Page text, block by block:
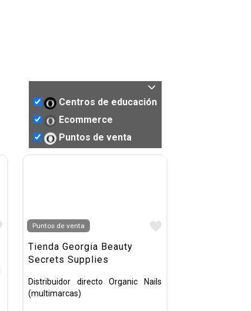
Centros de educación
Ecommerce
Puntos de venta
FavoritoPuntos de venta
Tienda Georgia Beauty
Secrets Supplies
Distribuidor directo Organic Nails
(multimarcas)